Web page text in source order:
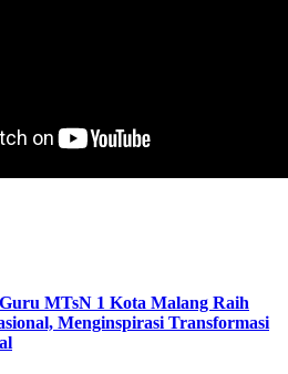
MTsN 1 Kota Malang Raih
Menginspirasi Transformasi